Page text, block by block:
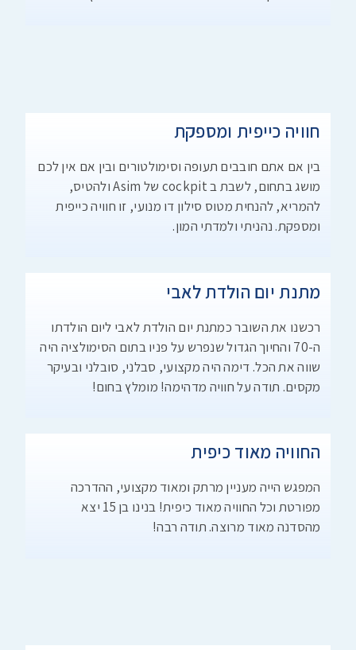
חוויה כייפית ומספקת
בין אם אתם חובבים תעופה וסימולטורים ובין אם אין לכם
מושג בתחום, לשבת ב cockpit של Asim ולהטיס,
להמריא, להנחית מטוס סילון דו מנועי, זו חוויה כייפית
ומספקת. נהניתי ולמדתי המון.
מתנת יום הולדת לאבי
רכשנו את השובר כמתנת יום הולדת לאבי ליום הולדתו
ה-70 והחיוך הגדול שנפרש על פניו בתום הסימולציה היה
שווה את הכל. דימה היה מקצועי, סבלני, סובלני ובעיקר
מקסים. תודה על חוויה מדהימה! מומלץ בחום!
החוויה מאוד כיפית
המפגש הייה מעניין מרתק ומאוד מקצועי, ההדרכה
מפורטת וכל החוויה מאוד כיפית! בנינו בן 15 יצא
מהסדנה מאוד מרוצה. תודה רבה!